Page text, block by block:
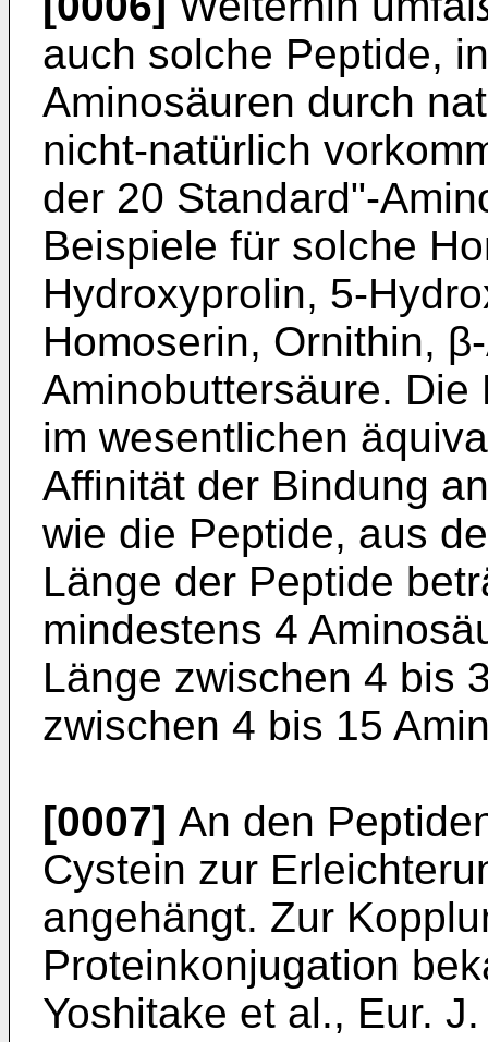
auch solche Peptide,
Aminosäuren durch
nicht-natürlich
der 20 Standard"-
Beispiele für solche
Hydroxyprolin, 5-
Homoserin, Ornithin,
Aminobuttersäure.
im wesentlichen
Affinität der Bindung
wie die Peptide, aus
Länge der Peptide
mindestens 4
Länge zwischen 4 bis
zwischen 4 bis 15
[0007] An den
Cystein zur
angehängt. Zur
Proteinkonjugation
Yoshitake et al., Eur.